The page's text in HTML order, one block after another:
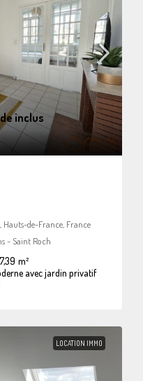
inclus
Hauts-de-France, France
- Saint Roch
m²
avec jardin privatif
LOCATION IMMO